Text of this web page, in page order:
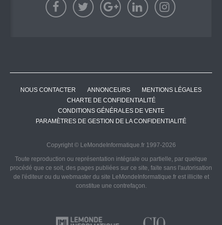
NOUS CONTACTER ANNONCEURS
MENTIONS LÉGALES
CHARTE DE CONFIDENTIALITÉ
CONDITIONS GÉNÉRALES DE VENTE
PARAMÈTRES DE GESTION DE LA CONFIDENTIALITÉ
Copyright © LeMondeInformatique.fr 1997-2026
Toute reproduction ou représentation intégrale ou partielle, par quelque
procédé que ce soit, des pages publiées sur ce site, faite sans l'autorisation
de l'éditeur ou du webmaster du site LeMondeInformatique.fr est illicite et
constitue une contrefaçon.